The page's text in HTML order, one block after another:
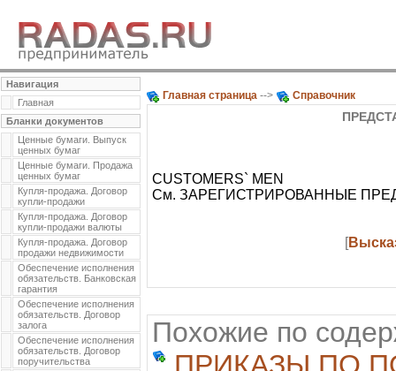
Навигация
Главная
Бланки документов
Ценные бумаги. Выпуск
ценных бумаг
Ценные бумаги. Продажа
ценных бумаг
Купля-продажа. Договор
купли-продажи
Купля-продажа. Договор
купли-продажи валюты
Купля-продажа. Договор
продажи недвижимости
Обеспечение исполнения
обязательств. Банковская
гарантия
Обеспечение исполнения
обязательств. Договор
залога
Обеспечение исполнения
обязательств. Договор
поручительства
Главная страница --> Справочник
CUSTOMERS` MEN
См. ЗАРЕГИСТРИРОВАННЫЕ
[
Похожие по